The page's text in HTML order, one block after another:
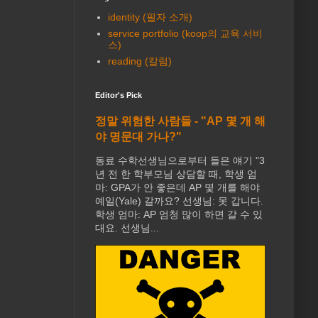
identity (필자 소개)
service portfolio (koop의 교육 서비
스)
reading (칼럼)
Editor's Pick
정말 위험한 사람들 - "AP 몇 개 해
야 명문대 가나?"
동료 수학선생님으로부터 들은 얘기 "3
년 전 한 학부모님 상담할 때, 학생 엄
마: GPA가 안 좋은데 AP 몇 개를 해야
예일(Yale) 갈까요? 선생님: 못 갑니다.
학생 엄마: AP 엄청 많이 하면 갈 수 있
대요. 선생님...